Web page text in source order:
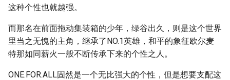
这种个性也就越强。
而那名在前面拖动集装箱的少年，绿谷出久，则是这个世界
里当之无愧的主角，继承了NO.1英雄，和平的象征欧尔麦
特那如同薪火一般不断传承下来的个性之人。
ONE.FOR.ALL固然是一个无比强大的个性，但是想要支配这